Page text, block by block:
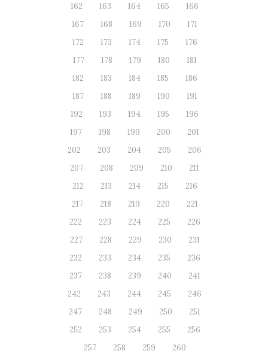
162
163 164 165
166
167
168 169 170
171
172
173 174 175
176
177
178 179 180
181
182
183 184 185
186
187
188 189 190
191
192
193 194 195
196
197
198 199 200
201
202
203 204 205
206
207
208 209 210
211
212
213 214 215
216
217
218 219 220
221
222
223 224 225
226
227
228 229 230
231
232
233 234 235
236
237
238 239 240
241
242
243 244 245
246
247
248 249 250
251
252
253 254 255
256
257
258 259 260